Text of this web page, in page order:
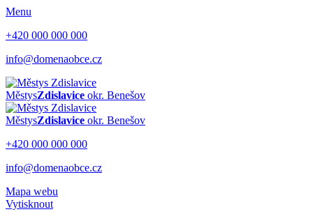
Menu
+420 000 000 000
info@domenaobce.cz
MěstysZdislavice okr. Benešov
MěstysZdislavice okr. Benešov
+420 000 000 000
info@domenaobce.cz
Mapa webu
Vytisknout